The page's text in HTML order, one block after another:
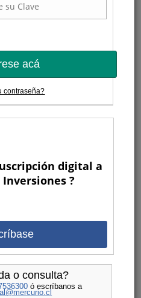
acá
contraseña?
digital a
?
o consulta?
ó escríbanos a